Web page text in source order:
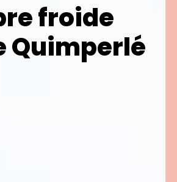
froide
Quimperlé